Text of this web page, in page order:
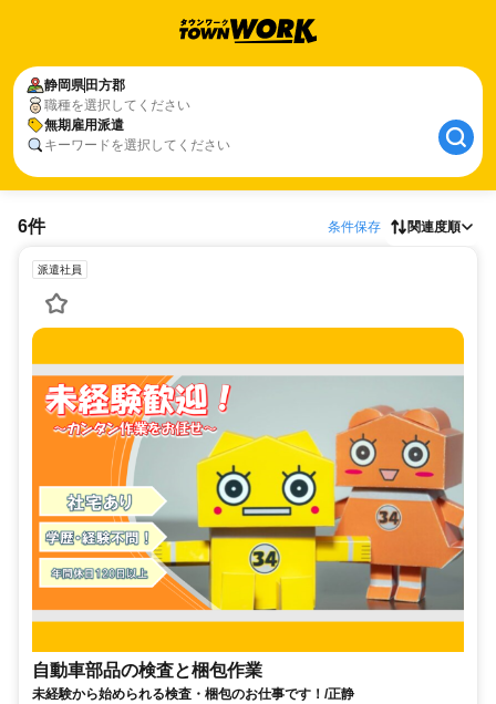
静岡県 田方郡
職種を選択してください
無期雇用派遣
キーワードを選択してください
6件 条件保存 関連度順
派遣社員
自動車部品の検査と梱包作業
未経験から始められる検査・梱包のお仕事です！/正静